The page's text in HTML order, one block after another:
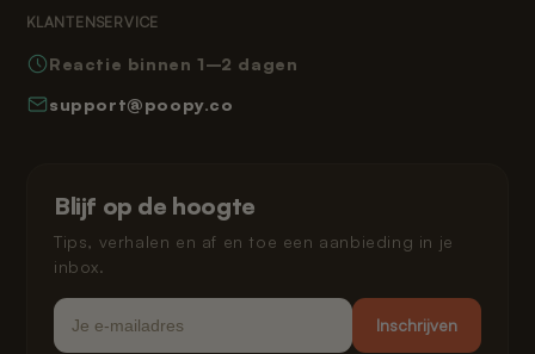
Veelgestelde vragen
Hoe werkt Poopy
Kat laten wennen
Leeshoek
Herroepingsrecht
Garantie
Klarna privacybeleid
Juridisch
Blijf op de hoogte
Tips, verhalen en af en toe een aanbieding in je
inbox.
Email
Inschrijven
KLANTENSERVICE
Reactie binnen 1–2 dagen
support@poopy.co